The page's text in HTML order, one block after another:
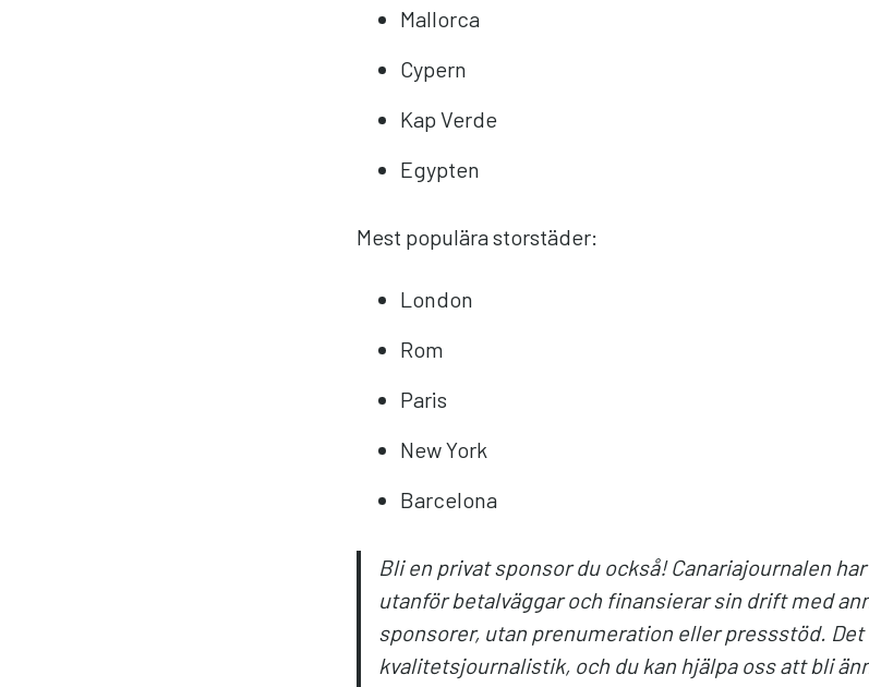
Mallorca
Cypern
Kap Verde
Egypten
Mest populära storstäder:
London
Rom
Paris
New York
Barcelona
Bli en privat sponsor du också! Canariajournalen
utanför betalväggar och finansierar sin drift med
sponsorer, utan prenumeration eller pressstöd.
kvalitetsjournalistik, och du kan hjälpa oss att bli